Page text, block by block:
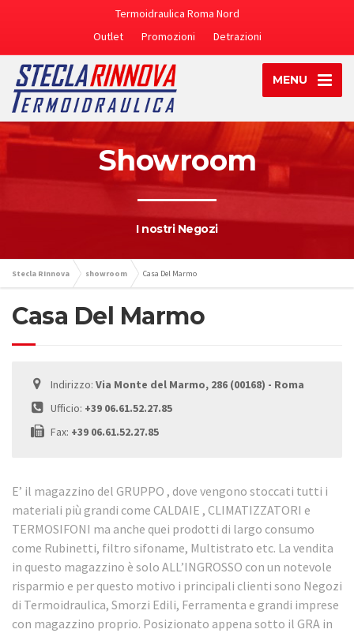
Termoidraulica Roma Nord
Outlet
Promozioni Detrazioni
MENU
Showroom
I nostri Negozi
Stecla RInnova showroom Casa Del Marmo
Casa Del Marmo
Indirizzo: Via Monte del Marmo, 286 (00168) - Roma
Ufficio: +39 06.61.52.27.85
Fax: +39 06.61.52.27.85
E’ il magazzino del GRUPPO , dove vengono stoccati tutti i
materiali più grandi come CALDAIE , CLIMATIZZATORI e
TERMOSIFONI ma anche quei prodotti di largo consumo
come Rubinetti, filtro sifoname, Multistrato etc. La vendita
in questo magazzino è solo ALL’INGROSSO con un notevole
risparmio e per questo motivo i principali clienti sono Negozi
di Termoidraulica, Smorzi Edili, Ferramenta e grandi imprese
con magazzino proprio. Posizionato appena sotto il GRA in